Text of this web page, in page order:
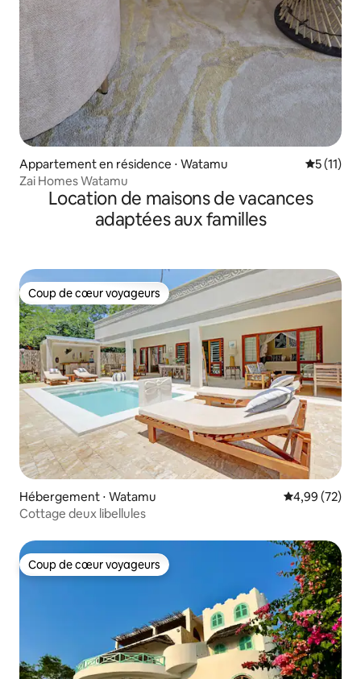
Appartement en résidence ⋅ Watamu
5 (11)
Zai Homes Watamu
Location de maisons de vacances
adaptées aux familles
Coup de cœur voyageurs
Coup de cœur voyageurs
Hébergement ⋅ Watamu Évaluation
4,99 (72)
Cottage deux libellules
Coup de cœur voyageurs
Coup de cœur voyageurs